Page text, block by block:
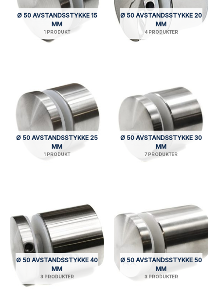
Ø 50 AVSTANDSSTYKKE 15
MM
1 PRODUKT
Ø 50 AVSTANDSSTYKKE 20
MM
4 PRODUKTER
Ø 50 AVSTANDSSTYKKE 25
MM
1 PRODUKT
Ø 50 AVSTANDSSTYKKE 30
MM
7 PRODUKTER
Ø 50 AVSTANDSSTYKKE 40
MM
3 PRODUKTER
Ø 50 AVSTANDSSTYKKE 50
MM
3 PRODUKTER